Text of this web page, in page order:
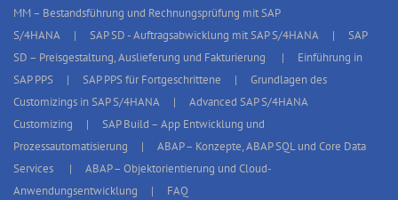
MM – Bestandsführung und Rechnungsprüfung mit SAP
S/4HANA
SAP SD - Auftragsabwicklung mit SAP S/4HANA
SAP
SD – Preisgestaltung, Auslieferung und Fakturierung
Einführung in
SAP PPS
SAP PPS für Fortgeschrittene
Grundlagen des
Customizings in SAP S/4HANA
Advanced SAP S/4HANA
Customizing
SAP Build – App Entwicklung und
Prozessautomatisierung
ABAP – Konzepte, ABAP SQL und Core Data
Services
ABAP – Objektorientierung und Cloud-
Anwendungsentwicklung
FAQ